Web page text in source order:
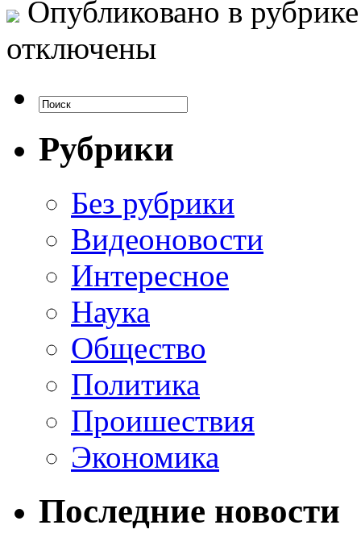
Опубликовано в
отключены
Рубрики
Без рубрики
Видеоновости
Интересное
Наука
Общество
Политика
Проишествия
Экономика
Последние новости